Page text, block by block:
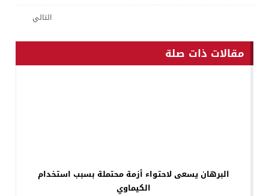
التالي
مقالات ذات صلة
البرهان يسعى لاحتواء أزمة محتملة بسبب استخدام
الكيماوي